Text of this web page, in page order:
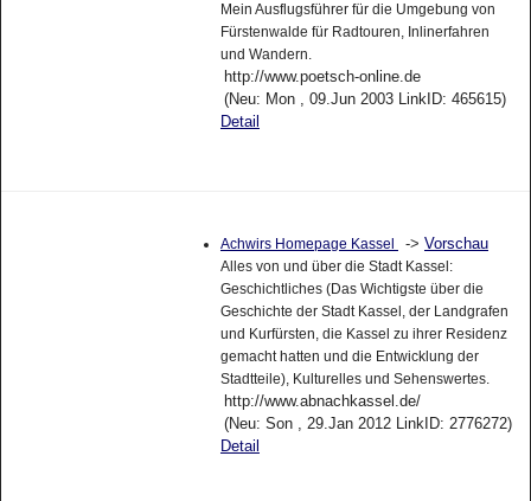
Mein Ausflugsführer für die Umgebung von
Fürstenwalde für Radtouren, Inlinerfahren
und Wandern.
http://www.poetsch-online.de
(Neu: Mon , 09.Jun 2003 LinkID: 465615)
Detail
Achwirs Homepage Kassel -> Vorschau
Alles von und über die Stadt Kassel:
Geschichtliches (Das Wichtigste über die
Geschichte der Stadt Kassel, der Landgrafen
und Kurfürsten, die Kassel zu ihrer Residenz
gemacht hatten und die Entwicklung der
Stadtteile), Kulturelles und Sehenswertes.
http://www.abnachkassel.de/
(Neu: Son , 29.Jan 2012 LinkID: 2776272)
Detail